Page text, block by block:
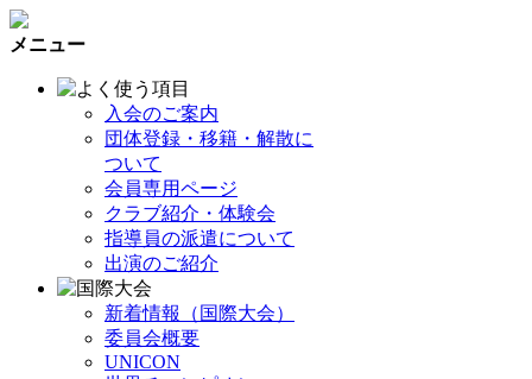
メニュー
入会のご案内
団体登録・移籍・解散に
ついて
会員専用ページ
クラブ紹介・体験会
指導員の派遣について
出演のご紹介
新着情報（国際大会）
委員会概要
UNICON